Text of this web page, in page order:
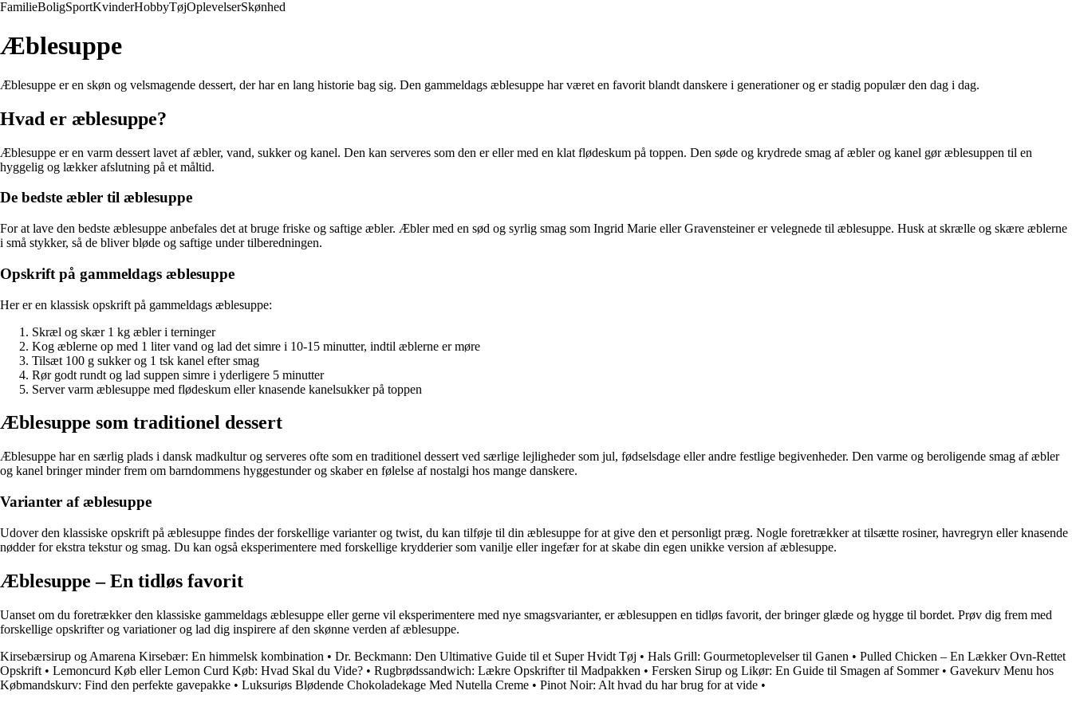
FamilieBoligSportKvinderHobbyTøjOplevelserSkønhed
Æblesuppe
Æblesuppe er en skøn og velsmagende dessert, der har en lang historie bag sig. Den gammeldags æblesuppe har været en favorit blandt danskere i generationer og er stadig populær den dag i dag.
Hvad er æblesuppe?
Æblesuppe er en varm dessert lavet af æbler, vand, sukker og kanel. Den kan serveres som den er eller med en klat flødeskum på toppen. Den søde og krydrede smag af æbler og kanel gør æblesuppen til en
hyggelig og lækker afslutning på et måltid.
De bedste æbler til æblesuppe
For at lave den bedste æblesuppe anbefales det at bruge friske og saftige æbler. Æbler med en sød og syrlig smag som Ingrid Marie eller Gravensteiner er velegnede til æblesuppe. Husk at skrælle og skære æblerne
i små stykker, så de bliver bløde og saftige under tilberedningen.
Opskrift på gammeldags æblesuppe
Her er en klassisk opskrift på gammeldags æblesuppe:
Skræl og skær 1 kg æbler i terninger
Kog æblerne op med 1 liter vand og lad det simre i 10-15 minutter, indtil æblerne er møre
Tilsæt 100 g sukker og 1 tsk kanel efter smag
Rør godt rundt og lad suppen simre i yderligere 5 minutter
Server varm æblesuppe med flødeskum eller knasende kanelsukker på toppen
Æblesuppe som traditionel dessert
Æblesuppe har en særlig plads i dansk madkultur og serveres ofte som en traditionel dessert ved særlige lejligheder som jul, fødselsdage eller andre festlige begivenheder. Den varme og beroligende smag af æbler
og kanel bringer minder frem om barndommens hyggestunder og skaber en følelse af nostalgi hos mange danskere.
Varianter af æblesuppe
Udover den klassiske opskrift på æblesuppe findes der forskellige varianter og twist, du kan tilføje til din æblesuppe for at give den et personligt præg. Nogle foretrækker at tilsætte rosiner, havregryn eller knasende
nødder for ekstra tekstur og smag. Du kan også eksperimentere med forskellige krydderier som vanilje eller ingefær for at skabe din egen unikke version af æblesuppe.
Æblesuppe – En tidløs favorit
Uanset om du foretrækker den klassiske gammeldags æblesuppe eller gerne vil eksperimentere med nye smagsvarianter, er æblesuppen en tidløs favorit, der bringer glæde og hygge til bordet. Prøv dig frem med
forskellige opskrifter og variationer og lad dig inspirere af den skønne verden af æblesuppe.
Kirsebærsirup og Amarena Kirsebær: En himmelsk kombination • Dr. Beckmann: Den Ultimative Guide til et Super Hvidt Tøj • Hals Grill: Gourmetoplevelser til Ganen • Pulled Chicken – En Lækker Ovn-Rettet
Opskrift • Lemoncurd Køb eller Lemon Curd Køb: Hvad Skal du Vide? • Rugbrødssandwich: Lækre Opskrifter til Madpakken • Fersken Sirup og Likør: En Guide til Smagen af Sommer• Gavekurv Menu hos
Købmandskurv: Find den perfekte gavepakke • Luksuriøs Blødende Chokoladekage Med Nutella Creme • Pinot Noir: Alt hvad du har brug for at vide •